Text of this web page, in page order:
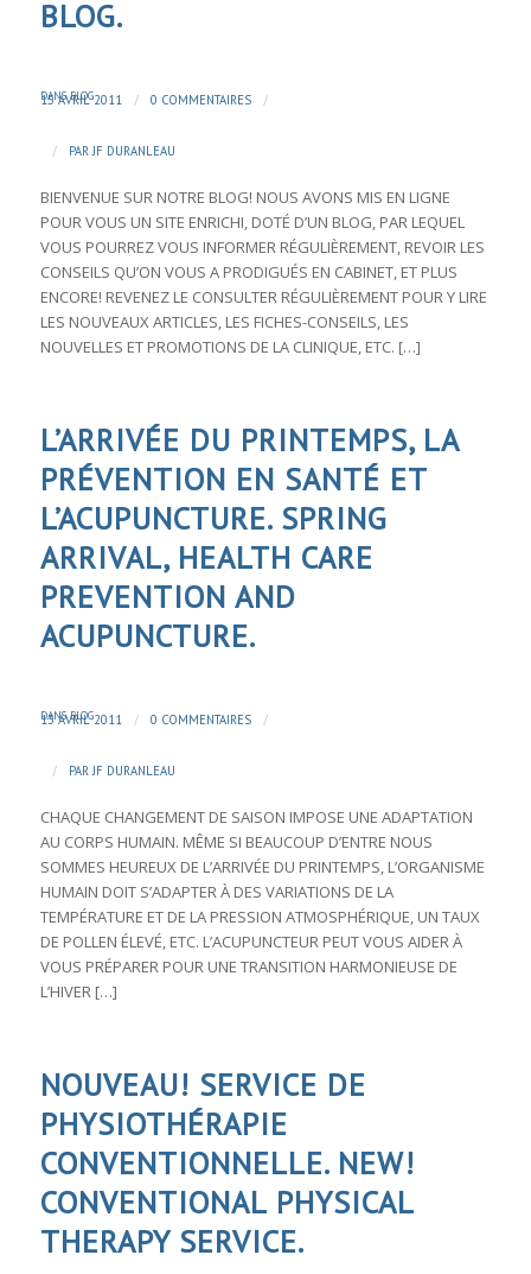
BLOG.
15 AVRIL 2011 / 0 COMMENTAIRES /
DANSBLOG
/ PARJF DURANLEAU
BIENVENUE SUR NOTRE BLOG! NOUS AVONS MIS EN LIGNE
POUR VOUS UN SITE ENRICHI, DOTÉ D’UN BLOG, PAR LEQUEL
VOUS POURREZ VOUS INFORMER RÉGULIÈREMENT, REVOIR LES
CONSEILS QU’ON VOUS A PRODIGUÉS EN CABINET, ET PLUS
ENCORE! REVENEZ LE CONSULTER RÉGULIÈREMENT POUR Y LIRE
LES NOUVEAUX ARTICLES, LES FICHES-CONSEILS, LES
NOUVELLES ET PROMOTIONS DE LA CLINIQUE, ETC. […]
L’ARRIVÉE DU PRINTEMPS, LA
PRÉVENTION EN SANTÉ ET
L’ACUPUNCTURE. SPRING
ARRIVAL, HEALTH CARE
PREVENTION AND
ACUPUNCTURE.
13 AVRIL 2011 / 0 COMMENTAIRES /
DANSBLOG
/ PARJF DURANLEAU
CHAQUE CHANGEMENT DE SAISON IMPOSE UNE ADAPTATION
AU CORPS HUMAIN. MÊME SI BEAUCOUP D’ENTRE NOUS
SOMMES HEUREUX DE L’ARRIVÉE DU PRINTEMPS, L’ORGANISME
HUMAIN DOIT S’ADAPTER À DES VARIATIONS DE LA
TEMPÉRATURE ET DE LA PRESSION ATMOSPHÉRIQUE, UN TAUX
DE POLLEN ÉLEVÉ, ETC. L’ACUPUNCTEUR PEUT VOUS AIDER À
VOUS PRÉPARER POUR UNE TRANSITION HARMONIEUSE DE
L’HIVER […]
NOUVEAU! SERVICE DE
PHYSIOTHÉRAPIE
CONVENTIONNELLE. NEW!
CONVENTIONAL PHYSICAL
THERAPY SERVICE.